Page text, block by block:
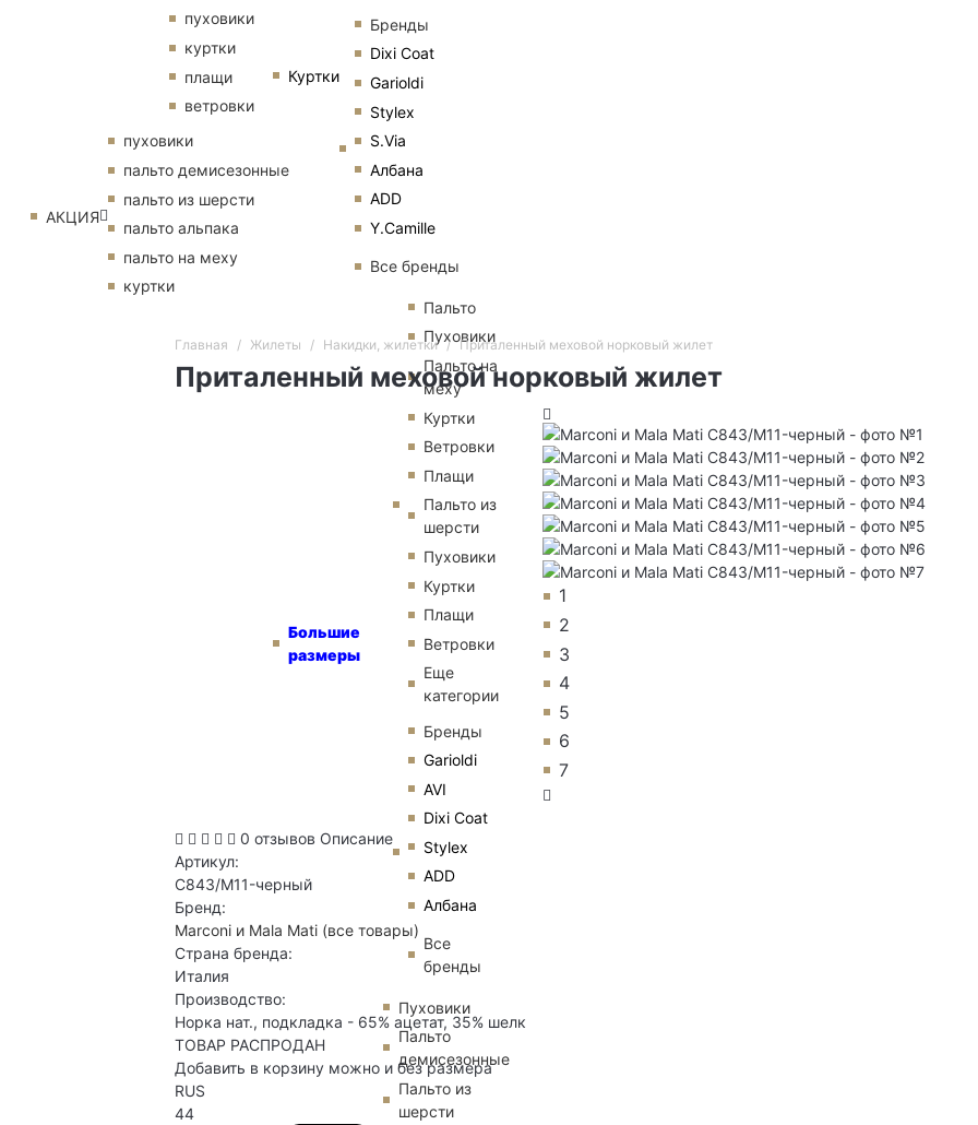
Куртки
Бренды
Dixi Coat
Garioldi
Stylex
S.Via
Албана
ADD
Y.Camille
Все бренды
Большие
размеры
Пальто
Пуховики
Пальто на
меху
Куртки
Ветровки
Плащи
Пальто из
шерсти
Пуховики
Куртки
Плащи
Ветровки
Еще
категории
Бренды
Garioldi
AVI
Dixi Coat
Stylex
ADD
Албана
Все
бренды
Пуховики
Пальто
демисезонные
Пальто из
шерсти
пуховики
куртки
плащи
ветровки
АКЦИЯ
пуховики
пальто демисезонные
пальто из шерсти
пальто альпака
пальто на меху
куртки
Главная Жилеты Накидки, жилетки Приталенный меховой норковый жилет
Приталенный меховой норковый жилет
1
2
3
4
5
6
7
0 отзывов Описание
Артикул:
C843/M11-черный
Бренд:
Marconi и Mala Mati (все товары)
Страна бренда:
Италия
Производство:
Норка нат., подкладка - 65% ацетат, 35% шелк
ТОВАР РАСПРОДАН
Добавить в корзину можно и без размера
RUS
44